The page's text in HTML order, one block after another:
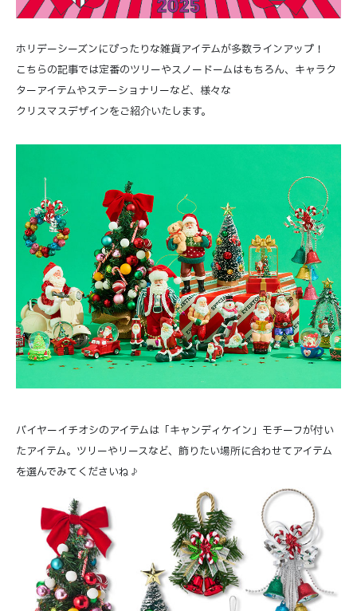
ホリデーシーズンにぴったりな雑貨アイテムが多数ラインアップ！
こちらの記事では定番のツリーやスノードームはもちろん、キャラク
ターアイテムやステーショナリーなど、様々な
クリスマスデザインをご紹介いたします。
バイヤーイチオシのアイテムは「キャンディケイン」モチーフが付い
たアイテム。ツリーやリースなど、飾りたい場所に合わせてアイテム
を選んでみてくださいね♪